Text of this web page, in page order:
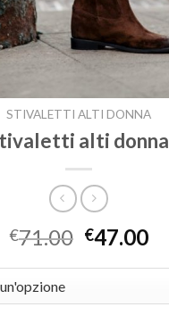
STIVALETTI ALTI DONNA
alti donna
€71.00 €47.00